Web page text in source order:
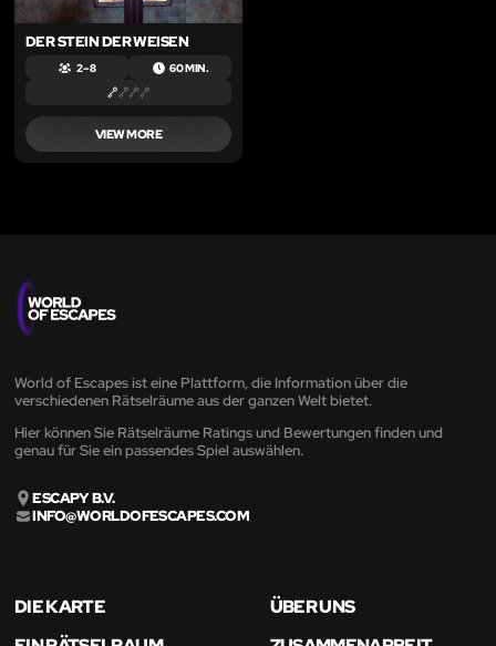
DER STEIN DER WEISEN
2 – 8 60 MIN.
VIEW MORE
World of Escapes ist eine Plattform, die Information über die
verschiedenen Rätselräume aus der ganzen Welt bietet.
Hier können Sie Rätselräume Ratings und Bewertungen finden und
genau für Sie ein passendes Spiel auswählen.
ESCAPY B.V.
INFO@WORLDOFESCAPES.COM
DIE KARTE
ÜBER UNS